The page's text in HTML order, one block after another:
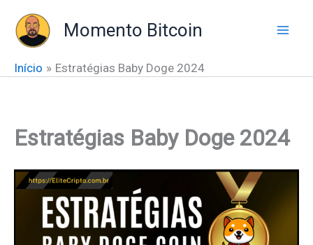
para
conteúdo
Momento Bitcoin
Início Estratégias Baby Doge 2024
Estratégias Baby Doge 2024